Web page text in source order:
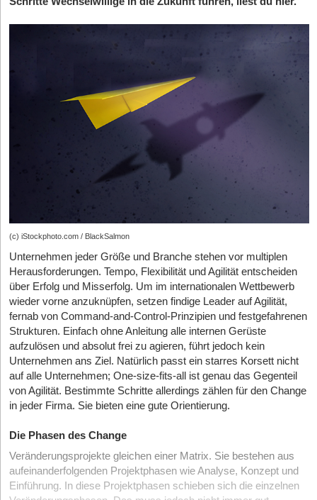
(c) iStockphoto.com / BlackSalmon
Unternehmen jeder Größe und Branche stehen vor multiplen
Herausforderungen. Tempo, Flexibilität und Agilität entscheiden
über Erfolg und Misserfolg. Um im internationalen Wettbewerb
wieder vorne anzuknüpfen, setzen findige Leader auf Agilität,
fernab von Command-and-Control-Prinzipien und festgefahrenen
Strukturen. Einfach ohne Anleitung alle internen Gerüste
aufzulösen und absolut frei zu agieren, führt jedoch kein
Unternehmen ans Ziel. Natürlich passt ein starres Korsett nicht
auf alle Unternehmen; One-size-fits-all ist genau das Gegenteil
von Agilität. Bestimmte Schritte allerdings zählen für den Change
in jeder Firma. Sie bieten eine gute Orientierung.
Die Phasen des Change
Veränderungsprojekte gleichen einer Matrix. Sie bestehen aus
aufeinanderfolgenden Projektphasen wie Analyse, Konzept und
Einführung. In diese Projektphasen schieben sich die einzelnen